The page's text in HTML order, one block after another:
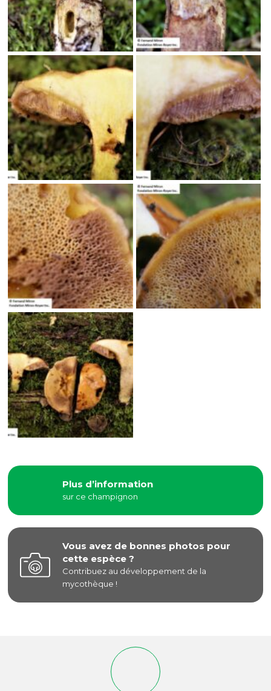
Plus d’information
sur ce champignon
Vous avez de bonnes photos pour
cette espèce ?
Contribuez au développement de la
mycothèque !